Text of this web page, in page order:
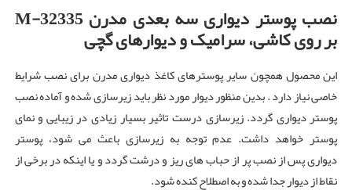
نصب پوستر دیواری سه بعدی مدرنM-32335
بر روی کاشی، سرامیک و دیوارهای گچی
این محصول همچون سایر پوسترهای کاغذ دیواری مدرن برای نصب شرایط
خاصی نیاز دارد . بدین منظور دیوار مورد نظر باید زیرسازی شده و آماده نصب
پوستر دیواری گردد. زیرسازی درست تاثیر بسیار زیادی در زیبایی و نمای
پوستر خواهد داشت. عدم توجه به زیرسازی باعث می شود، پوستر
دیواری پس از نصب پر از حباب های ریز و درشت گردد و یا اینکه در برخی از
نقاط از دیوار جدا شده و به اصطلاح کنده شود.